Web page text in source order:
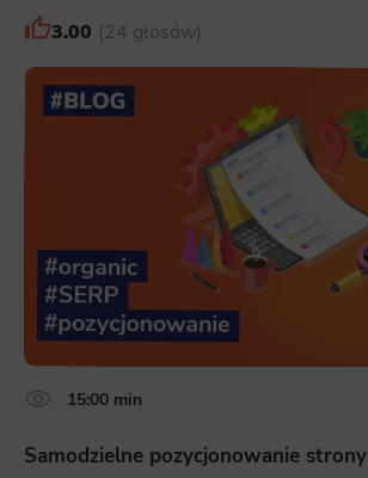
3.00 24 głosów
15:00 min
Samodzielne pozycjonowanie strony